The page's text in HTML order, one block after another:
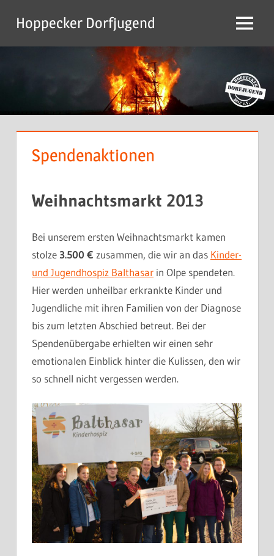
Inhalt
springen
Hoppecker Dorfjugend Menu
Spendenaktionen
Weihnachtsmarkt 2013
Bei unserem ersten Weihnachtsmarkt kamen
stolze 3.500 € zusammen, die wir an das Kinder-
und Jugendhospiz Balthasar in Olpe spendeten.
Hier werden unheilbar erkrankte Kinder und
Jugendliche mit ihren Familien von der Diagnose
bis zum letzten Abschied betreut. Bei der
Spendenübergabe erhielten wir einen sehr
emotionalen Einblick hinter die Kulissen, den wir
so schnell nicht vergessen werden.